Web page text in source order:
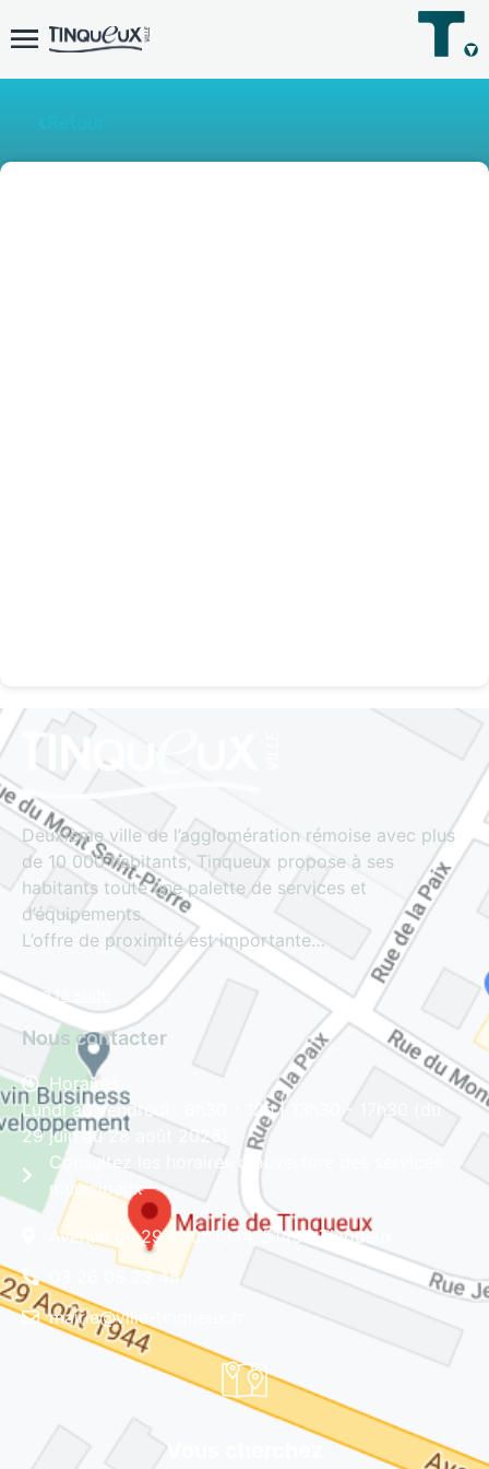
Deuxième ville de l’agglomération rémoise avec plus
de 10 000 habitants, Tinqueux propose à ses
habitants toute une palette de services et
d’équipements.
L’offre de proximité est importante…
Lire la suite
Nous contacter
Horaires
Lundi au vendredi : 8h30 - 12h | 13h30 - 17h30 (du
29 juin au 28 août 2026)
Consultez les horaires d'ouverture des services
municipaux
Avenue du 29 Août 1944, 51430 Tinqueux
03 26 08 23 45
mairie@ville-tinqueux.fr
Vous cherchez